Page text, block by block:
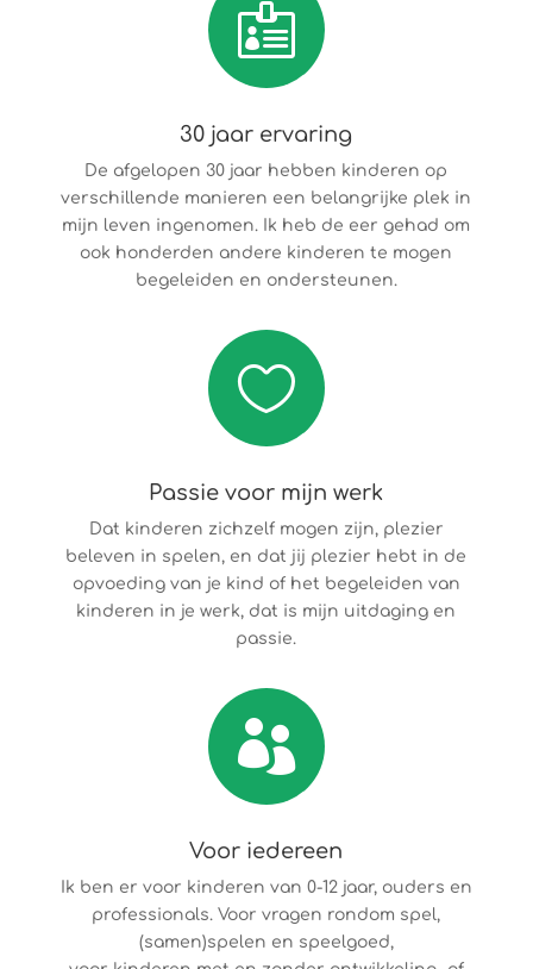

30 jaar ervaring
De afgelopen 30 jaar hebben kinderen op
verschillende manieren een belangrijke plek in
mijn leven ingenomen. Ik heb de eer gehad om
ook honderden andere kinderen te mogen
begeleiden en ondersteunen.

Passie voor mijn werk
Dat kinderen zichzelf mogen zijn, plezier
beleven in spelen, en dat jij plezier hebt in de
opvoeding van je kind of het begeleiden van
kinderen in je werk, dat is mijn uitdaging en
passie.

Voor iedereen
Ik ben er voor kinderen van 0-12 jaar, ouders en
professionals. Voor vragen rondom spel,
(samen)spelen en speelgoed,